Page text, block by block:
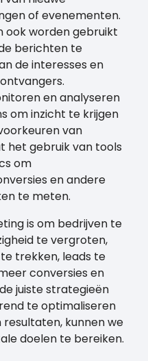
of evenementen.
ook worden gebruikt
berichten te
de interesses en
en analyseren
om inzicht te krijgen
van
het gebruik van tools
om
en andere
te meten.
is om bedrijven te
te vergroten,
trekken, leads te
conversies en
juiste strategieën
te optimaliseren
resultaten, kunnen we
doelen te bereiken.